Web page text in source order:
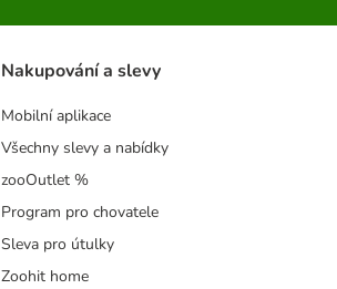
Nakupování a slevy
Mobilní aplikace
Všechny slevy a nabídky
zooOutlet %
Program pro chovatele
Sleva pro útulky
Zoohit home